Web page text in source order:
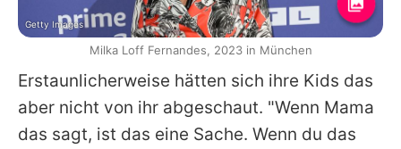
Erstaunlicherweise hätten sich ihre Kids das
aber nicht von ihr abgeschaut. "Wenn Mama
das sagt, ist das eine Sache. Wenn du das
Getty Images
Milka Loff Fernandes, 2023 in München